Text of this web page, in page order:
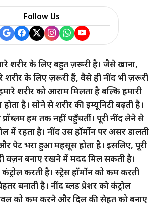
Follow Us
शरीर के लिए बहुत ज़रूरी है। जैसे खाना,
शरीर के लिए ज़रूरी हैं, वैसे ही नींद भी ज़रूरी
शरीर को आराम मिलता है बल्कि हमारी
है। सोने से शरीर की इम्यूनिटी बढ़ती है।
हम तक नहीं पहुँचतीं। पूरी नींद लेने से
में रहता है। नींद उस हॉर्मोन पर असर डालती
पेट भरा हुआ महसूस होता है। इसलिए, पूरी
वज़न बनाए रखने में मदद मिल सकती है।
करती है। स्ट्रेस हॉर्मोन को कम करती
बनाती है। नींद ब्लड प्रेशर को कंट्रोल
को कम करने और दिल की सेहत को बनाए